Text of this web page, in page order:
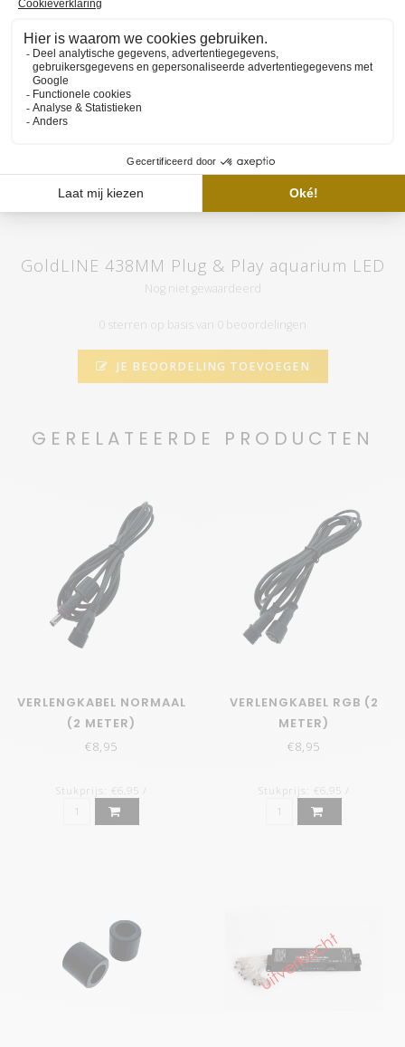
de selectie van jouw ideale lamp en/of set en de werking van
onze website beschikbaar gemaakt op het YouTube kanaal van
HVP aqua. Hier vind je tevens diversen tutorials en sfeervideo's.
Abonneer je op ons kanaal en door op het "belletje" te klikken
GoldLINE 438MM Plug & Play aquarium LED
Nog niet gewaardeerd
0 sterren op basis van 0 beoordelingen
JE BEOORDELING TOEVOEGEN
GERELATEERDE PRODUCTEN
VERLENGKABEL NORMAAL
(2 METER)
€8,95
Stukprijs: €6,95 /
VERLENGKABEL RGB (2
METER)
€8,95
Stukprijs: €6,95 /